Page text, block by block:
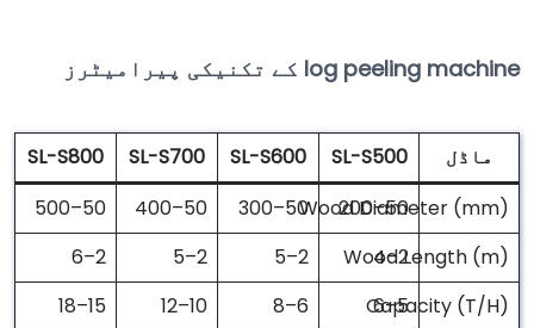
log peeling machine کے تکنیکی پیرامیٹرز
ماڈل SL-S500
SL-S600
SL-S700
SL-S800
Wood Diameter (mm)
50–200
50–300
50–400
50–500
Wood Length (m)
2–4
2–5
2–5
2–6
Capacity (T/H)
5–6
6–8
10–12
15–18